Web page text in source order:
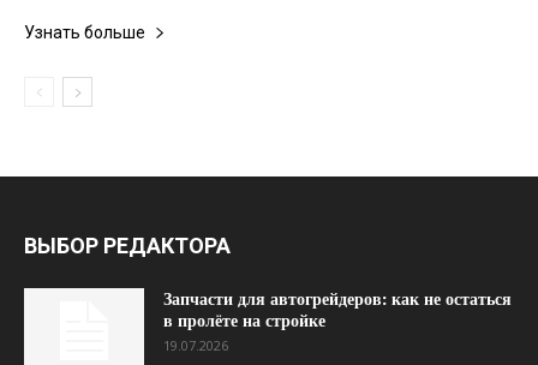
Узнать больше
ВЫБОР РЕДАКТОРА
Запчасти для автогрейдеров: как не остаться
в пролёте на стройке
19.07.2026